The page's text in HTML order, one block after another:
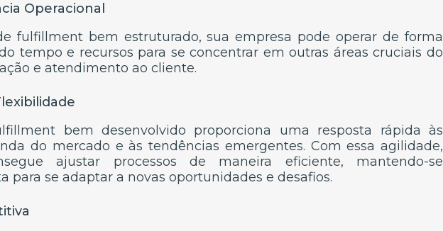
Operacional
fulfillment bem estruturado, sua empresa pode operar de forma
tempo e recursos para se concentrar em outras áreas cruciais do
e atendimento ao cliente.
bem desenvolvido proporciona uma resposta rápida às
do mercado e às tendências emergentes. Com essa agilidade,
ajustar processos de maneira eficiente, mantendo-se
para se adaptar a novas oportunidades e desafios.